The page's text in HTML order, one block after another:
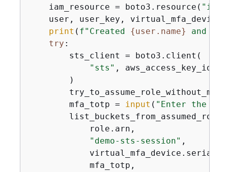
    iam_resource = boto3.resource(
"iam"
user, user_key,
print ( f"Created {user.name} and
try :
        sts_client = boto3.client(
"sts" ,
        )
        mfa_totp =
input ( "Enter the
            role.arn,
"demo-sts-session" ,
            mfa_totp,